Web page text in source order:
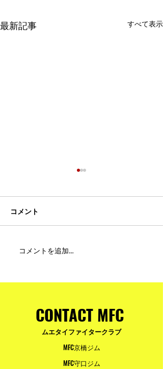
最新記事 すべて表示
MFC DREAM FIGHT 24にご
皆様へ
コメント
コメントを追加…
CONTACT MFC
ムエタイファイタークラブ
MFC京橋ジム
MFC守口ジム